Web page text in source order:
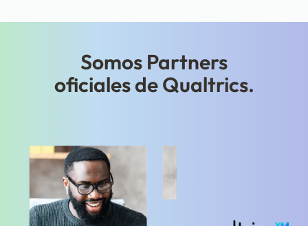
Somos Partners
oficiales de Qualtrics.